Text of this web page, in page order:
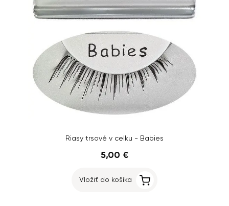
Riasy trsové v celku - Babies
5,00 €
Vložiť do košíka